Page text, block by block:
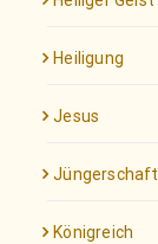
Heiligung
Jesus
Jüngerschaft
Königreich